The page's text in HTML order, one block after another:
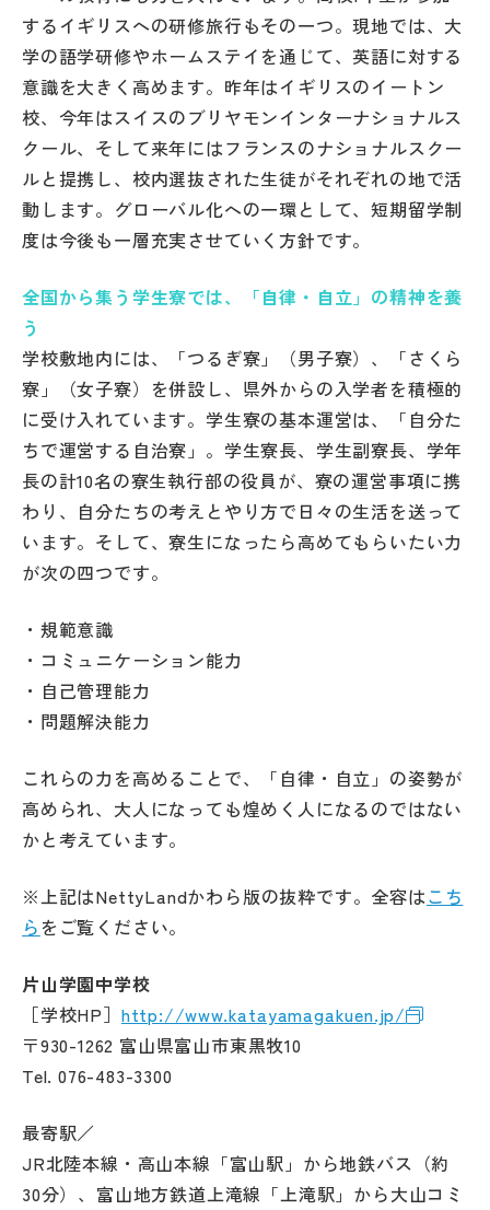
するイギリスへの研修旅行もその一つ。現地では、大
学の語学研修やホームステイを通じて、英語に対する
意識を大きく高めます。昨年はイギリスのイートン
校、今年はスイスのブリヤモンインターナショナルス
クール、そして来年にはフランスのナショナルスクー
ルと提携し、校内選抜された生徒がそれぞれの地で活
動します。グローバル化への一環として、短期留学制
度は今後も一層充実させていく方針です。
全国から集う学生寮では、「自律・自立」の精神を養
う
学校敷地内には、「つるぎ寮」（男子寮）、「さくら
寮」（女子寮）を併設し、県外からの入学者を積極的
に受け入れています。学生寮の基本運営は、「自分た
ちで運営する自治寮」。学生寮長、学生副寮長、学年
長の計10名の寮生執行部の役員が、寮の運営事項に携
わり、自分たちの考えとやり方で日々の生活を送って
います。そして、寮生になったら高めてもらいたい力
が次の四つです。
・規範意識
・コミュニケーション能力
・自己管理能力
・問題解決能力
これらの力を高めることで、「自律・自立」の姿勢が
高められ、大人になっても煌めく人になるのではない
かと考えています。
※上記はNettyLandかわら版の抜粋です。全容はこち
ら をご覧ください。
片山学園中学校
［学校HP］ http://www.katayamagakuen.jp/
〒930-1262 富山県富山市東黒牧10
Tel. 076-483-3300
最寄駅／
JR北陸本線・高山本線「富山駅」から地鉄バス（約
30分）、富山地方鉄道上滝線「上滝駅」から大山コミ